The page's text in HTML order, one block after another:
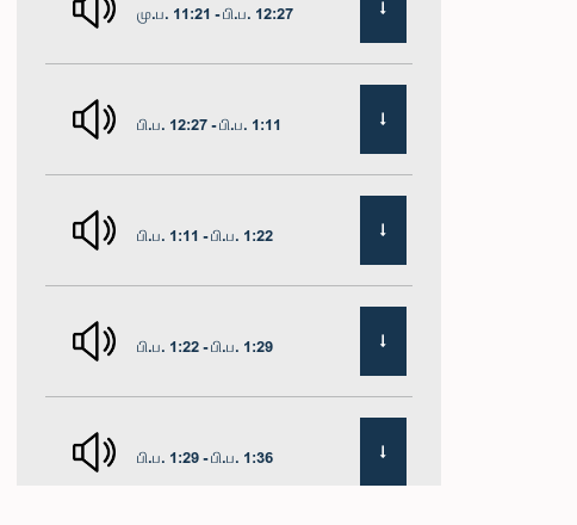
மு.ப. 11:21 - பி.ப. 12:27
பி.ப. 12:27 - பி.ப. 1:11
பி.ப. 1:11 - பி.ப. 1:22
பி.ப. 1:22 - பி.ப. 1:29
பி.ப. 1:29 - பி.ப. 1:36